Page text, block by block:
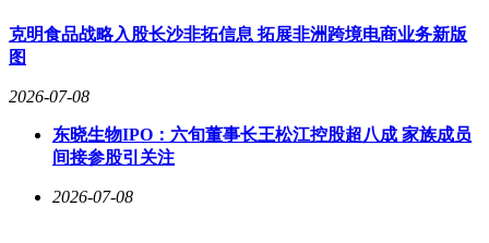
克明食品战略入股长沙非拓信息 拓展非洲跨境电商业务新版
图
2026-07-08
东晓生物IPO：六旬董事长王松江控股超八成 家族成员
间接参股引关注
2026-07-08